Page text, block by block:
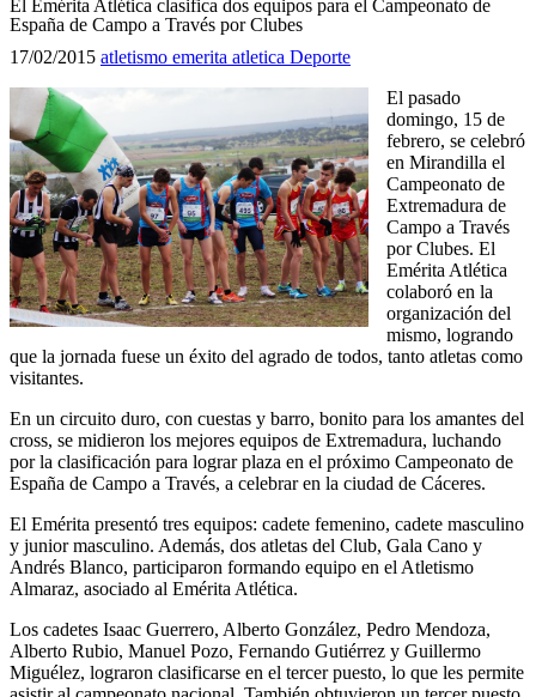
El Emérita Atlética clasifica dos equipos para el Campeonato de
España de Campo a Través por Clubes
17/02/2015 atletismo emerita atletica Deporte
El pasado
domingo, 15 de
febrero, se celebró
en Mirandilla el
Campeonato de
Extremadura de
Campo a Través
por Clubes. El
Emérita Atlética
colaboró en la
organización del
mismo, logrando
que la jornada fuese un éxito del agrado de todos, tanto atletas como
visitantes.
En un circuito duro, con cuestas y barro, bonito para los amantes del
cross, se midieron los mejores equipos de Extremadura, luchando
por la clasificación para lograr plaza en el próximo Campeonato de
España de Campo a Través, a celebrar en la ciudad de Cáceres.
El Emérita presentó tres equipos: cadete femenino, cadete masculino
y junior masculino. Además, dos atletas del Club, Gala Cano y
Andrés Blanco, participaron formando equipo en el Atletismo
Almaraz, asociado al Emérita Atlética.
Los cadetes Isaac Guerrero, Alberto González, Pedro Mendoza,
Alberto Rubio, Manuel Pozo, Fernando Gutiérrez y Guillermo
Miguélez, lograron clasificarse en el tercer puesto, lo que les permite